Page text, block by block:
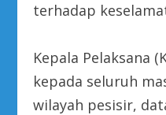
terhadap
Kepala Pelaksana
kepada seluruh
wilayah pesisir,